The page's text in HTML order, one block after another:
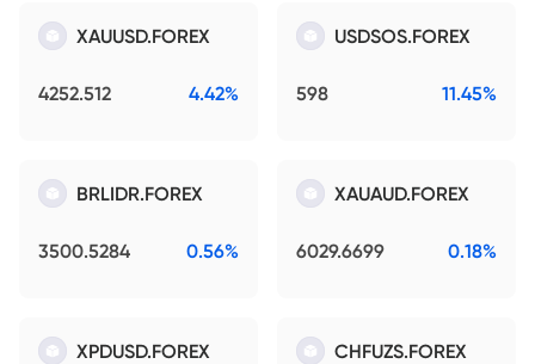
XAUUSD.FOREX
4252.512 4.42%
USDSOS.FOREX
598 11.45%
BRLIDR.FOREX
3500.5284 0.56%
XAUAUD.FOREX
6029.6699 0.18%
XPDUSD.FOREX CHFUZS.FOREX